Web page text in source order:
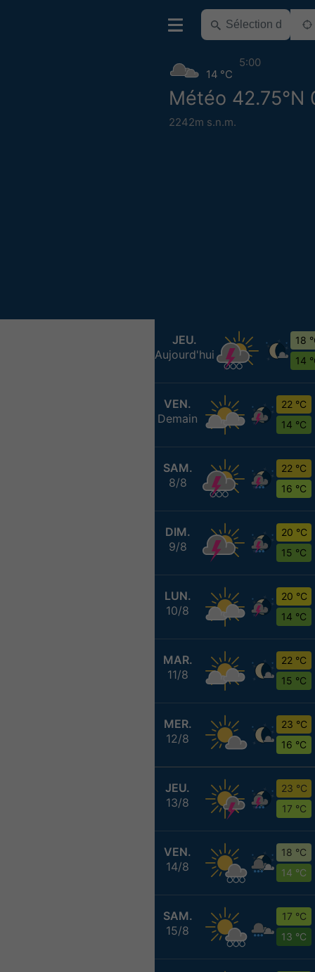
Météo 42.75°N
2242m s.n.m.
14 °C
5:00
JEU.
Aujourd'hui
18
14
VEN.
Demain
22 °C
14 °C
SAM.
8/8
22 °C
16 °C
DIM.
9/8
20 °C
15 °C
LUN.
10/8
20 °C
14 °C
MAR.
11/8
22 °C
15 °C
MER.
12/8
23 °C
16 °C
JEU.
13/8
23 °C
17 °C
VEN.
14/8
18 °C
14 °C
SAM.
15/8
17 °C
13 °C